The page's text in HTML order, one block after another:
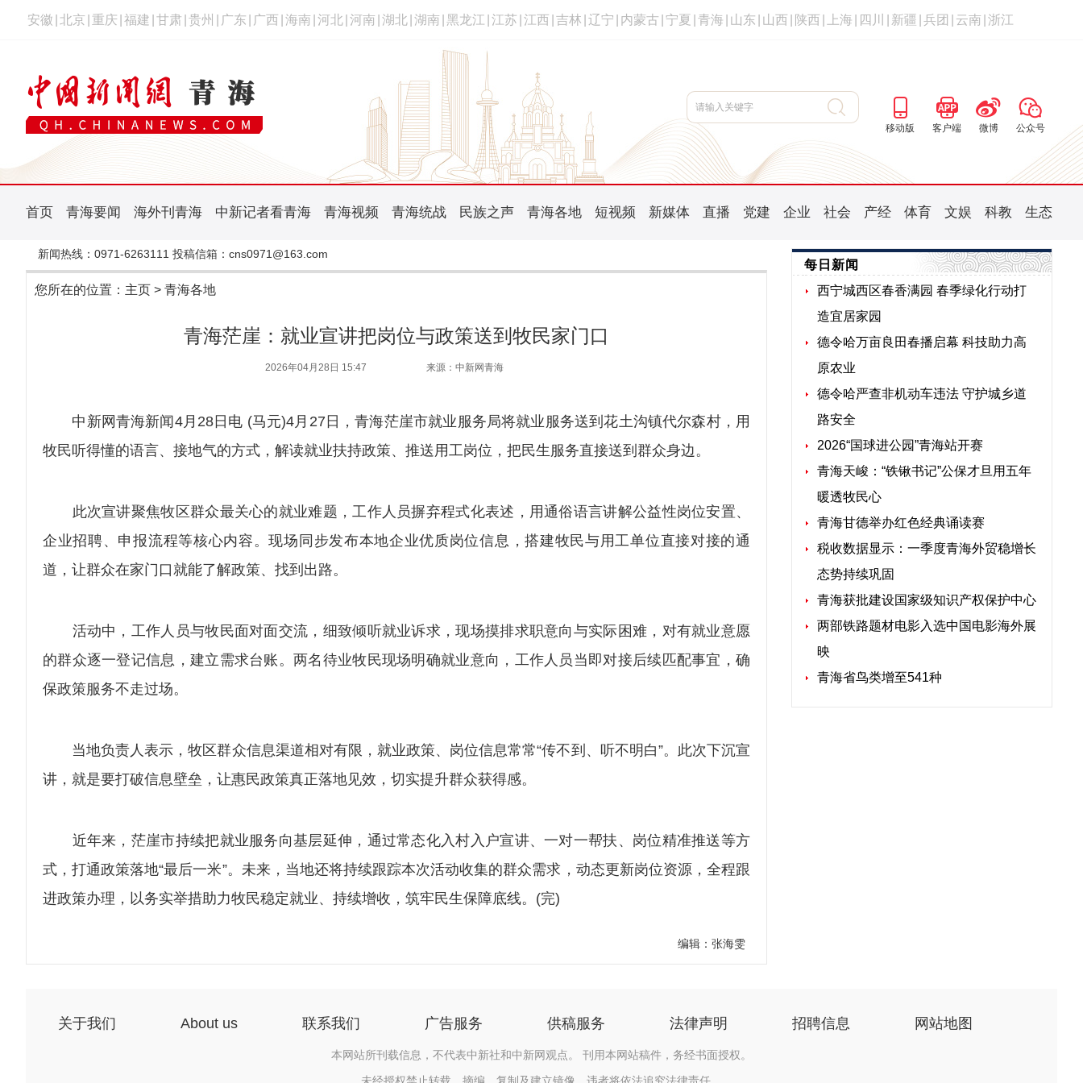
安徽 北京 重庆 福建 甘肃 贵州 广东 广西 海南 河北 河南 湖北 湖南 黑龙江 江苏 江西 吉林 辽宁 内蒙古 宁夏 青海 山东 山西 陕西 上海 四川 新疆 兵团 云南 浙江
移动版 客户端 微博 公众号
首页 青海要闻 海外刊青海 中新记者看青海 青海视频 青海统战 民族之声 青海各地 短视频 新媒体 直播 党建 企业 社会 产经 体育 文娱 科教 生态
新闻热线：0971-6263111 投稿信箱：cns0971@163.com
您所在的位置： 主页 > 青海各地
青海茫崖：就业宣讲把岗位与政策送到牧民家门口
2026年04月28日 15:47 来源：中新网青海
中新网青海新闻4月28日电 (马元)4月27日，青海茫崖市就业服务局将就业服务送到花土沟镇代尔森村，用
牧民听得懂的语言、接地气的方式，解读就业扶持政策、推送用工岗位，把民生服务直接送到群众身边。
此次宣讲聚焦牧区群众最关心的就业难题，工作人员摒弃程式化表述，用通俗语言讲解公益性岗位安置、
企业招聘、申报流程等核心内容。现场同步发布本地企业优质岗位信息，搭建牧民与用工单位直接对接的通
道，让群众在家门口就能了解政策、找到出路。
活动中，工作人员与牧民面对面交流，细致倾听就业诉求，现场摸排求职意向与实际困难，对有就业意愿
的群众逐一登记信息，建立需求台账。两名待业牧民现场明确就业意向，工作人员当即对接后续匹配事宜，确
保政策服务不走过场。
当地负责人表示，牧区群众信息渠道相对有限，就业政策、岗位信息常常“传不到、听不明白”。此次下沉宣
讲，就是要打破信息壁垒，让惠民政策真正落地见效，切实提升群众获得感。
近年来，茫崖市持续把就业服务向基层延伸，通过常态化入村入户宣讲、一对一帮扶、岗位精准推送等方
式，打通政策落地“最后一米”。未来，当地还将持续跟踪本次活动收集的群众需求，动态更新岗位资源，全程跟
进政策办理，以务实举措助力牧民稳定就业、持续增收，筑牢民生保障底线。(完)
编辑：张海雯
每日新闻
西宁城西区春香满园 春季绿化行动打
造宜居家园
德令哈万亩良田春播启幕 科技助力高
原农业
德令哈严查非机动车违法 守护城乡道
路安全
2026“国球进公园”青海站开赛
青海天峻：“铁锹书记”公保才旦用五年
暖透牧民心
青海甘德举办红色经典诵读赛
税收数据显示：一季度青海外贸稳增长
态势持续巩固
青海获批建设国家级知识产权保护中心
两部铁路题材电影入选中国电影海外展
映
青海省鸟类增至541种
关于我们 About us 联系我们 广告服务 供稿服务 法律声明 招聘信息 网站地图
本网站所刊载信息，不代表中新社和中新网观点。 刊用本网站稿件，务经书面授权。